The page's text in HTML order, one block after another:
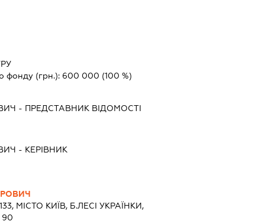
фонду (грн.): 600 000 (100 %)
- ПРЕДСТАВНИК ВІДОМОСТІ
- КЕРІВНИК
МІСТО КИЇВ, Б.ЛЕСІ УКРАЇНКИ,